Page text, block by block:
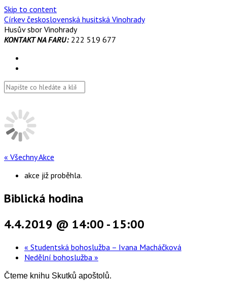
Skip to content
Církev československá husitská Vinohrady
Husův sbor Vinohrady
KONTAKT NA FARU:222 519 677
« Všechny Akce
akce již proběhla.
Biblická hodina
4.4.2019 @ 14:00 -15:00
« Studentská bohoslužba – Ivana Macháčková
Nedělní bohoslužba »
Čteme knihu Skutků apoštolů.